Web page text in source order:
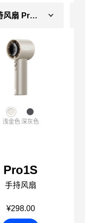
手持风扇 Pro1S
浅金色深灰色
Pro1S
手持风扇
¥298.00